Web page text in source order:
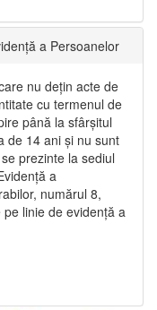
a Persoanelor
nu dețin acte de
cu termenul de
până la sfârșitul
de 14 ani și nu sunt
prezinte la sediul
a
numărul 8,
linie de evidență a